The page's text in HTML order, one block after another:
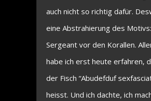
auch nicht so richtig dafür.
eine Abstrahierung des
Sergeant vor den Korallen.
habe ich erst heute erfahren,
der Fisch “Abudefduf
heisst. Und ich dachte, ich